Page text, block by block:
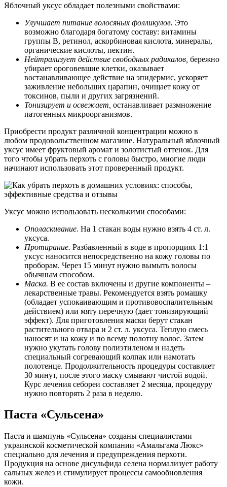
Яблочный уксус обладает полезными свойствами:
Улучшает питание волосяных фолликулов. Это
возможно благодаря богатому составу: витамины
группы B, ретинол, аскорбиновая кислота, минералы,
органические кислоты, пектин.
Нейтрализует действие свободных радикалов, бережно
убирает ороговевшие клетки, оказывает
востанавливающее действие на эпидермис, ускоряет
заживление небольших царапин, очищает кожу от
токсинов, пыли и других загрязнений.
Тонизирует и освежает, останавливает размножение
патогенных микроорганизмов.
Приобрести продукт различной концентрации можно в
любом продовольственном магазине. Натуральный яблочный
уксус имеет фруктовый аромат и золотистый оттенок. Для
того чтобы убрать перхоть с головы быстро, многие люди
начинают использовать этот проверенный продукт.
Уксус можно использовать несколькими способами:
Ополаскивание. На 1 стакан воды нужно взять 4 ст. л.
уксуса.
Протирание. Разбавленный в воде в пропорциях 1:1
уксус наносится непосредственно на кожу головы по
проборам. Через 15 минут нужно вымыть волосы
обычным способом.
Маска. В ее состав включены и другие компоненты –
лекарственные травы. Рекомендуется взять ромашку
(обладает успокаивающим и противовоспалительным
действием) или мяту перечную (дает тонизирующий
эффект). Для приготовления маски берут стакан
растительного отвара и 2 ст. л. уксуса. Теплую смесь
наносят и на кожу и по всему полотну волос. Затем
нужно укутать голову полиэтиленом и надеть
специальный согревающий колпак или намотать
полотенце. Продолжительность процедуры составляет
30 минут, после этого маску смывают чистой водой.
Курс лечения себореи составляет 2 месяца, процедуру
нужно повторять 2 раза в неделю.
Паста «Сульсена»
Паста и шампунь «Сульсена» созданы специалистами
украинской косметической компании «Амальгама Люкс»
специально для лечения и предупреждения перхоти.
Продукция на основе дисульфида селена нормализует работу
сальных желез и стимулирует процессы самообновления
кожи.